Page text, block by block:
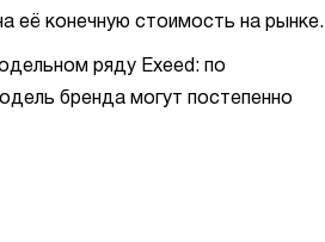
её конечную стоимость на рынке.
ряду Exeed: по
бренда могут постепенно